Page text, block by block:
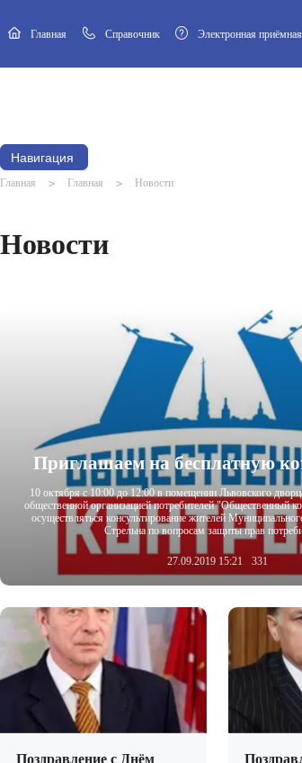
Главная Cправочник Электронная приёмная
Навигация
Главная > Главная > Новости
Новости
Приглашаем на бесплатную
10 октября с 10:00 до 12:00 в помещении Львовского
общественной организацией потребителей "Общественный
осуществляться консультирование жителей
Стрельна по вопросам защиты прав
27.09.2019 15:21 331
Поздравление с Днём